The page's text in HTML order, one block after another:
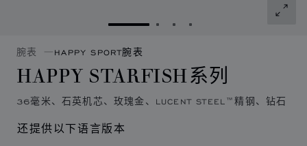
转到幻灯片 1转到幻灯片 2
转到幻灯片 3
转到幻灯片 4
腕表 HAPPY SPORT腕表
HAPPY STARFISH系列
36毫米、石英机芯、玫瑰金、LUCENT STEEL™精钢、钻石
还提供以下语言版本